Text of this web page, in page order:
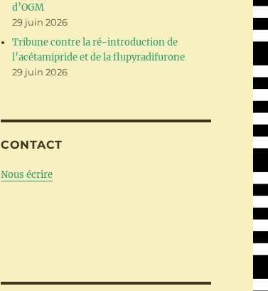
d’OGM
29 juin 2026
Tribune contre la ré-introduction de
l’acétamipride et de la flupyradifurone
29 juin 2026
CONTACT
Nous écrire